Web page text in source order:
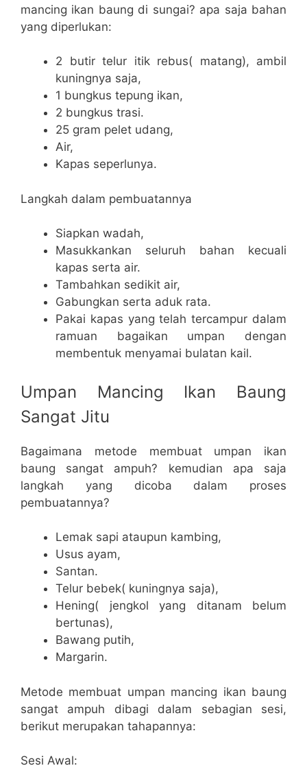
mancing ikan baung di sungai? apa saja bahan
yang diperlukan:
2 butir telur itik rebus( matang), ambil
kuningnya saja,
1 bungkus tepung ikan,
2 bungkus trasi.
25 gram pelet udang,
Air,
Kapas seperlunya.
Langkah dalam pembuatannya
Siapkan wadah,
Masukkankan seluruh bahan kecuali
kapas serta air.
Tambahkan sedikit air,
Gabungkan serta aduk rata.
Pakai kapas yang telah tercampur dalam
ramuan bagaikan umpan dengan
membentuk menyamai bulatan kail.
Umpan Mancing Ikan Baung
Sangat Jitu
Bagaimana metode membuat umpan ikan
baung sangat ampuh? kemudian apa saja
langkah yang dicoba dalam proses
pembuatannya?
Lemak sapi ataupun kambing,
Usus ayam,
Santan.
Telur bebek( kuningnya saja),
Hening( jengkol yang ditanam belum
bertunas),
Bawang putih,
Margarin.
Metode membuat umpan mancing ikan baung
sangat ampuh dibagi dalam sebagian sesi,
berikut merupakan tahapannya:
Sesi Awal: